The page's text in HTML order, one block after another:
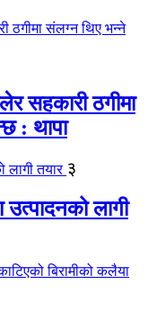
सहकारी ठगीमा
: थापा
३
लागी